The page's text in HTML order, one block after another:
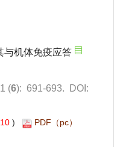
): 691-693. DOI:
10 )